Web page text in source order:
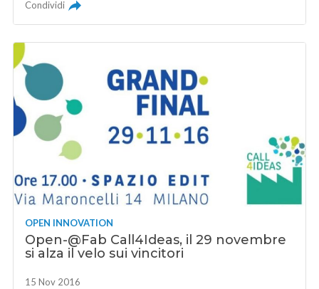
Condividi
OPEN INNOVATION
Open-@Fab Call4Ideas, il 29 novembre
si alza il velo sui vincitori
15 Nov 2016